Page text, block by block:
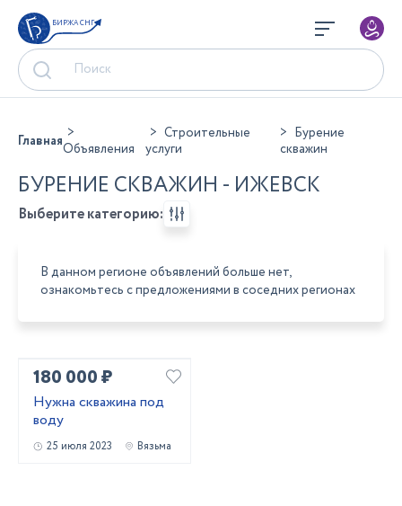
БИРЖА СНГ
ГлавнаяОбъявления
Строительные
услуги
Бурение
скважин
БУРЕНИЕ СКВАЖИН - ИЖЕВСК
Выберите категорию:
В данном регионе объявлений больше нет,
ознакомьтесь с предложениями в соседних регионах
180 000 ₽
Нужна скважина под
воду
25 июля 2023 Вязьма